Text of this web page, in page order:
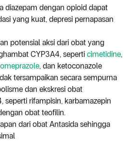
diazepam dengan opioid dapat
yang kuat, depresi pernapasan
potensial aksi dari obat yang
CYP3A4, seperti cimetidine,
omeprazole, dan ketoconazole
tersampaikan secara sempurna
dan ekskresi obat
seperti rifampisin, karbamazepin
obat teofilin.
dari obat Antasida sehingga